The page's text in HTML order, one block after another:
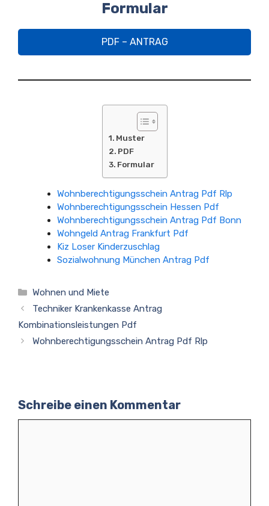
Formular
PDF – ANTRAG
Muster
PDF
Formular
Wohnberechtigungsschein Antrag Pdf Rlp
Wohnberechtigungsschein Hessen Pdf
Wohnberechtigungsschein Antrag Pdf Bonn
Wohngeld Antrag Frankfurt Pdf
Kiz Loser Kinderzuschlag
Sozialwohnung München Antrag Pdf
Kategorien
Wohnen und Miete
Techniker Krankenkasse Antrag
Kombinationsleistungen Pdf
Wohnberechtigungsschein Antrag Pdf Rlp
Schreibe einen Kommentar